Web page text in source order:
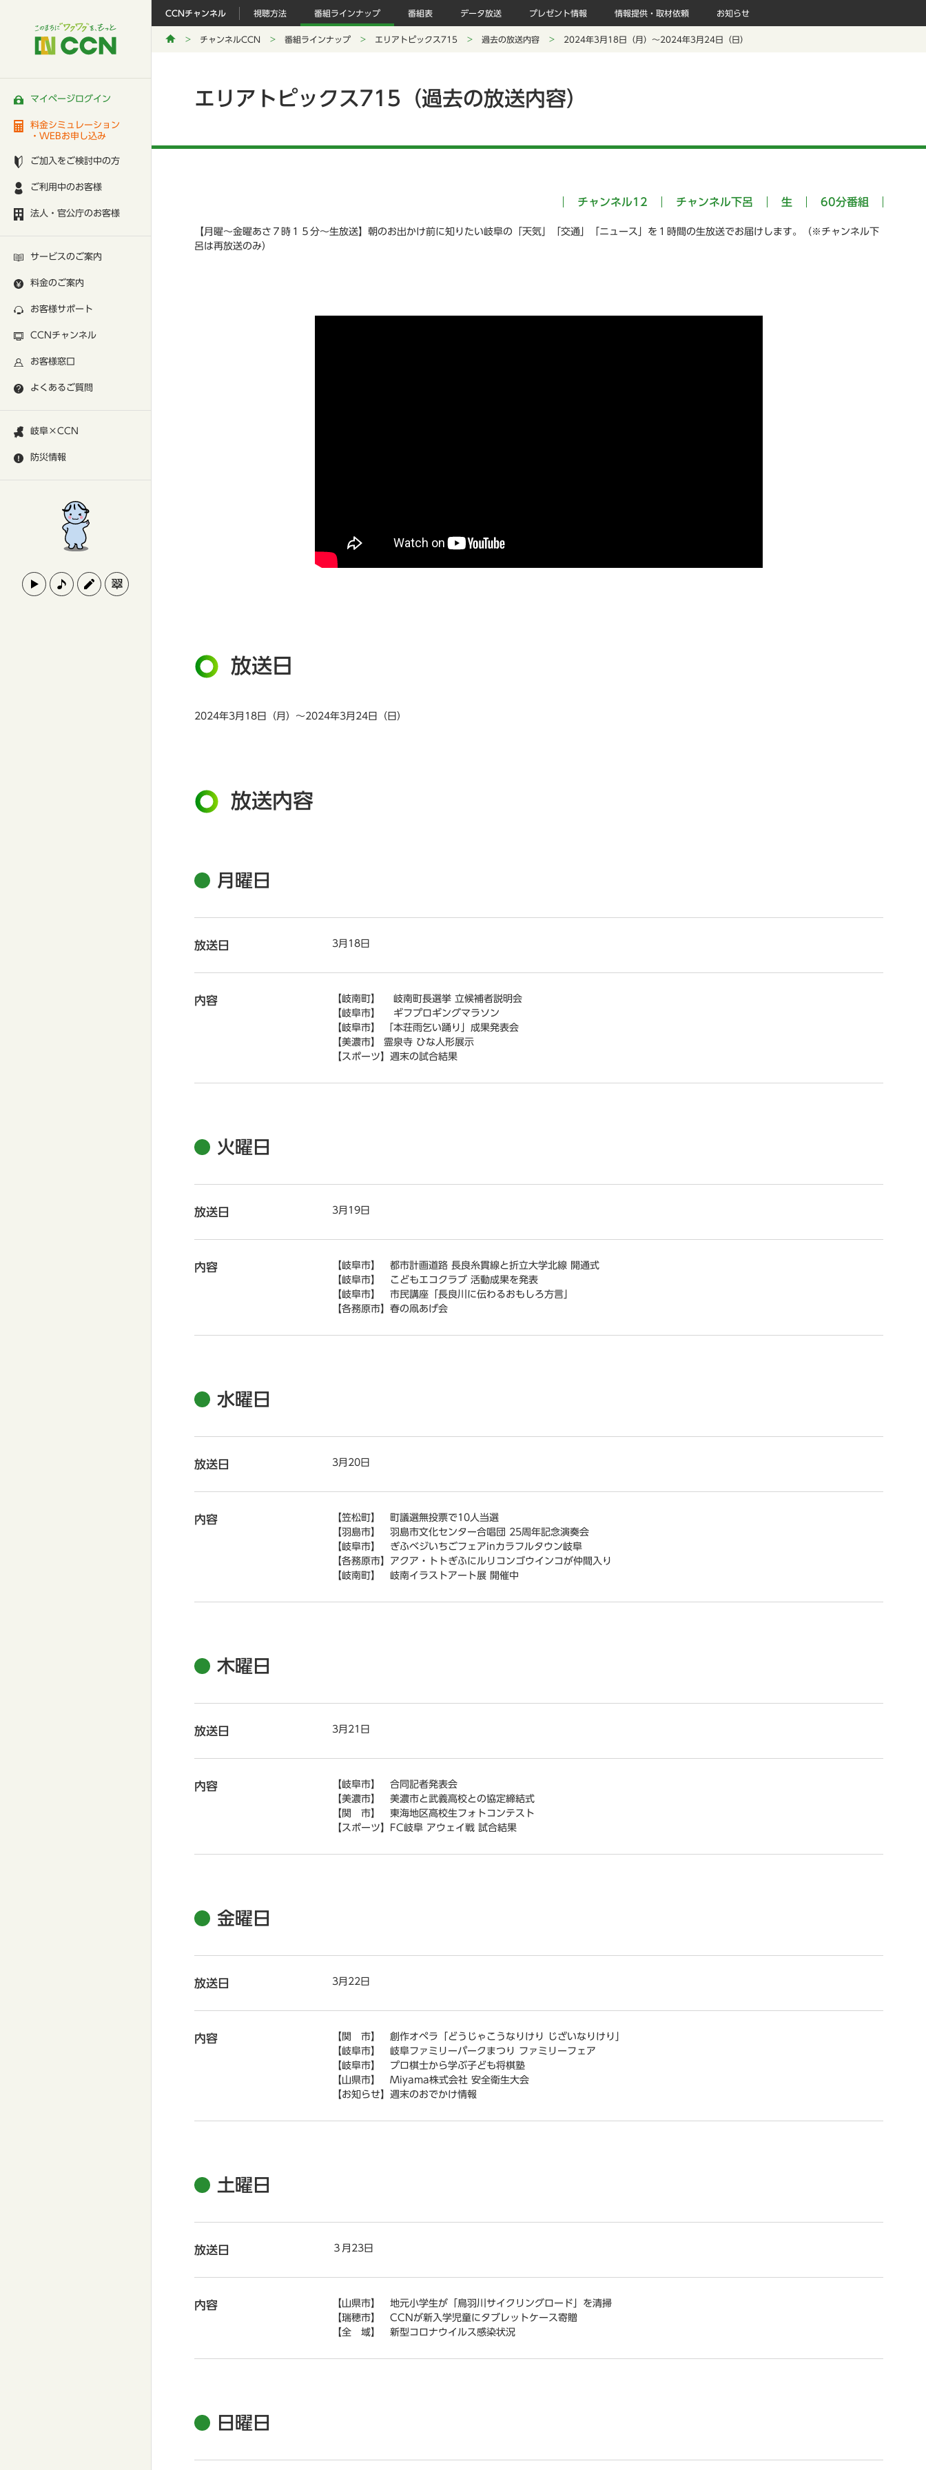
マイページログイン
料金シミュレーション
・WEBお申し込み
ご加入をご検討中の方
ご利用中のお客様
法人・官公庁のお客様
サービスのご案内
料金のご案内
お客様サポート
CCNチャンネル
お客様窓口
よくあるご質問
岐阜×CCN
防災情報
CCNチャンネル 視聴方法 番組ラインナップ 番組表 データ放送 プレゼント情報 情報提供・取材依頼 お知らせ
チャンネルCCN 番組ラインナップ エリアトピックス715 過去の放送内容 2024年3月18日（月）～2024年3月24日（日）
エリアトピックス715（過去の放送内容）
チャンネル12 チャンネル下呂 生 60分番組
【月曜～金曜あさ７時１５分～生放送】朝のお出かけ前に知りたい岐阜の「天気」「交通」「ニュース」を１時間の生放送でお届けします。（※チャンネル下
呂は再放送のみ）
放送日
2024年3月18日（月）～2024年3月24日（日）
放送内容
月曜日
放送日 3月18日
内容
【岐南町】 岐南町長選挙 立候補者説明会
【岐阜市】 ギフプロギングマラソン
【岐阜市】 「本荘雨乞い踊り」成果発表会
【美濃市】 霊泉寺 ひな人形展示
【スポーツ】週末の試合結果
火曜日
放送日 3月19日
内容
【岐阜市】 都市計画道路 長良糸貫線と折立大学北線 開通式
【岐阜市】 こどもエコクラブ 活動成果を発表
【岐阜市】 市民講座「長良川に伝わるおもしろ方言」
【各務原市】春の凧あげ会
水曜日
放送日 3月20日
内容
【笠松町】 町議選無投票で10人当選
【羽島市】 羽島市文化センター合唱団 25周年記念演奏会
【岐阜市】 ぎふベジいちごフェアinカラフルタウン岐阜
【各務原市】アクア・トトぎふにルリコンゴウインコが仲間入り
【岐南町】 岐南イラストアート展 開催中
木曜日
放送日 3月21日
内容
【岐阜市】 合同記者発表会
【美濃市】 美濃市と武義高校との協定締結式
【関 市】 東海地区高校生フォトコンテスト
【スポーツ】FC岐阜 アウェイ戦 試合結果
金曜日
放送日 3月22日
内容
【関 市】 創作オペラ「どうじゃこうなりけり じざいなりけり」
【岐阜市】 岐阜ファミリーパークまつり ファミリーフェア
【岐阜市】 プロ棋士から学ぶ子ども将棋塾
【山県市】 Miyama株式会社 安全衛生大会
【お知らせ】週末のおでかけ情報
土曜日
放送日 ３月23日
内容
【山県市】 地元小学生が「鳥羽川サイクリングロード」を清掃
【瑞穂市】 CCNが新入学児童にタブレットケース寄贈
【全 域】 新型コロナウイルス感染状況
日曜日